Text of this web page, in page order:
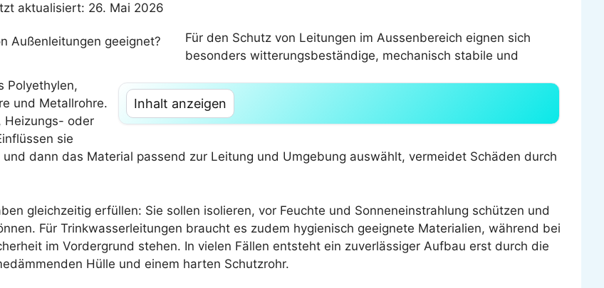
aktualisiert: 26. Mai 2026
Inhalt anzeigen
Für den Schutz von Leitungen im Aussenbereich eignen sich
besonders witterungsbeständige, mechanisch stabile und
Polyethylen,
und Metallrohre.
Heizungs- oder
sie
dann das Material passend zur Leitung und Umgebung auswählt, vermeidet Schäden durch
gleichzeitig erfüllen: Sie sollen isolieren, vor Feuchte und Sonneneinstrahlung schützen und
Für Trinkwasserleitungen braucht es zudem hygienisch geeignete Materialien, während bei
im Vordergrund stehen. In vielen Fällen entsteht ein zuverlässiger Aufbau erst durch die
Hülle und einem harten Schutzrohr.